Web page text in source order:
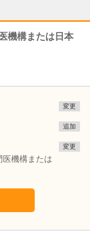
機構または日本
変更
追加
機構または
変更